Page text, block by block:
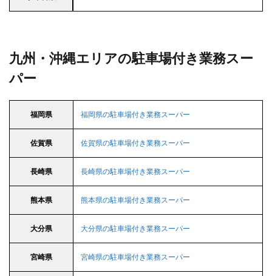
九州・沖縄エリアの駐車場付き業務スー
パー
福岡県 福岡県の駐車場付き業務スーパー
佐賀県 佐賀県の駐車場付き業務スーパー
長崎県 長崎県の駐車場付き業務スーパー
熊本県 熊本県の駐車場付き業務スーパー
大分県 大分県の駐車場付き業務スーパー
宮崎県 宮崎県の駐車場付き業務スーパー